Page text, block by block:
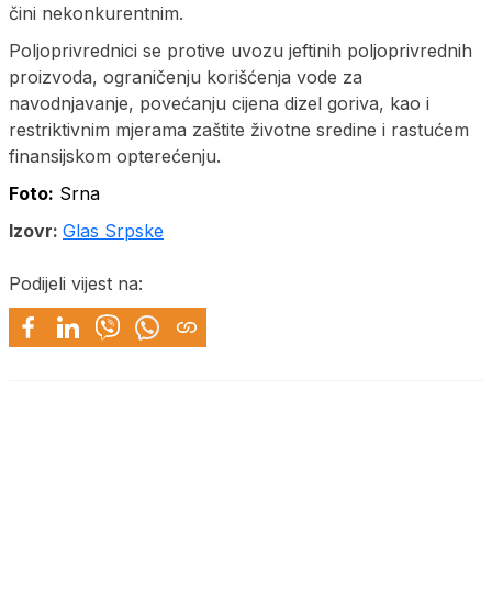
čini nekonkurentnim.
Poljoprivrednici se protive uvozu jeftinih poljoprivrednih
proizvoda, ograničenju korišćenja vode za
navodnjavanje, povećanju cijena dizel goriva, kao i
restriktivnim mjerama zaštite životne sredine i rastućem
finansijskom opterećenju.
Foto: Srna
Izovr: Glas Srpske
Podijeli vijest na: